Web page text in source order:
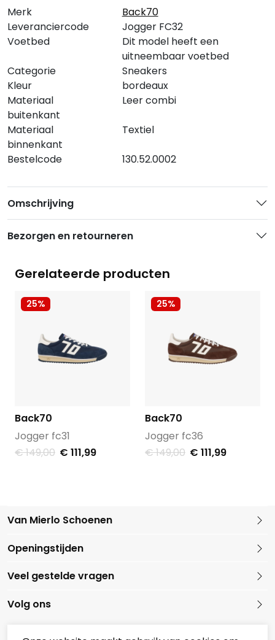
Merk
Back70
Leveranciercode
Jogger FC32
Voetbed
Dit model heeft een
uitneembaar voetbed
Categorie
Sneakers
Kleur
bordeaux
Materiaal
buitenkant
Leer combi
Materiaal
binnenkant
Textiel
Bestelcode 130.52.0002
Omschrijving
Bezorgen en retourneren
Gerelateerde producten
25%
Back70
Jogger fc31
€ 149,00 € 111,99
25%
Back70
Jogger fc36
€ 149,00 € 111,99
Van Mierlo Schoenen
Openingstijden
Veel gestelde vragen
Volg ons